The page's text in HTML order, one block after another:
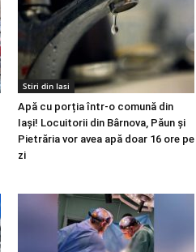
Stiri din Iasi
Apă cu porția într-o comună din
Iași! Locuitorii din Bârnova, Păun și
Pietrăria vor avea apă doar 16 ore pe
zi